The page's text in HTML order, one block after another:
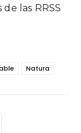
las RRSS
Natura